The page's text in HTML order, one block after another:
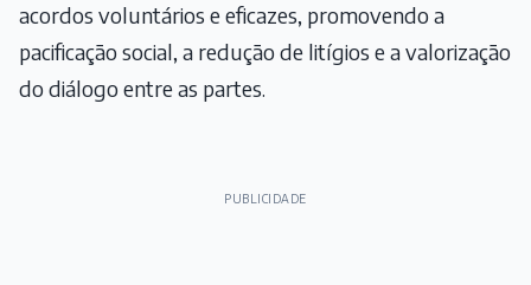
acordos voluntários e eficazes, promovendo a
pacificação social, a redução de litígios e a valorização
do diálogo entre as partes.
PUBLICIDADE